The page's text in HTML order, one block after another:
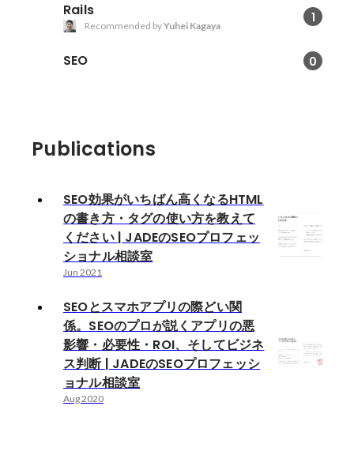
Rails 1
Recommended byYuhei Kagaya
SEO 0
Publications
SEO効果がいちばん高くなるHTML
の書き方・タグの使い方を教えて
ください | JADEのSEOプロフェッ
ショナル相談室
Jun 2021
SEOとスマホアプリの際どい関
係。SEOのプロが説くアプリの悪
影響・必要性・ROI、そしてビジネ
ス判断 | JADEのSEOプロフェッシ
ョナル相談室
Aug 2020